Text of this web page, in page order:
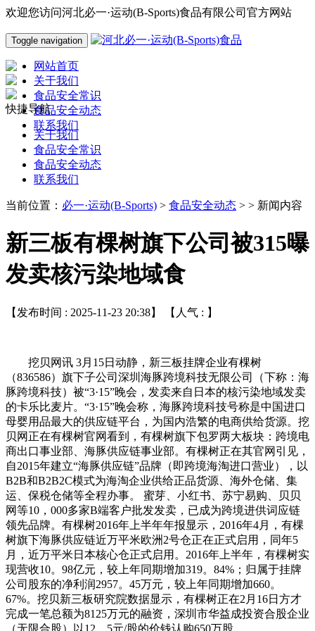
欢迎您访问河北必一·运动(B-Sports)食品有限公司官方网站
Toggle navigation
网站首页
关于我们
食品安全常识
食品安全动态
联系我们
快捷导航
关于我们
食品安全常识
食品安全动态
联系我们
当前位置： 必一·运动(B-Sports) > 食品安全动态 > > 新闻内容
新三板有棵树旗下公司被315曝
发卖核污染地域食
【发布时间 : 2025-11-23 20:38】 【人气 : 】
挖贝网讯 3月15日动静，新三板挂牌企业有棵树
（836586）旗下子公司深圳海豚跨境科技无限公司（下称：海
豚跨境科技）被“3·15”晚会，发卖来自日本的核污染地域发卖
的卡乐比麦片。“3·15”晚会称，海豚跨境科技号称是中国进口
母婴用品最大的供应链平台，为国内浩繁的电商供给货源。挖
贝网正在有棵树官网看到，有棵树旗下包罗两大板块：跨境电
商出口事业部、海豚供应链事业部。有棵树正在其官网引见，
自2015年建立“海豚供应链”品牌（即跨境海淘进口营业），以
B2B和B2B2C模式为海淘企业供给正品货源、海外仓储、集
运、保税仓储等全程办事。 蜜芽、小红书、苏宁易购、贝贝
网等10，000多家B端客户批发发卖，已成为跨境进供词应链
领先品牌。有棵树2016年上半年年报显示，2016年4月，有棵
树旗下海豚供应链近万平米欧洲2号仓正在正式启用，同年5
月，近万平米日本核心仓正式启用。2016年上半年，有棵树实
现营收10。98亿元，较上年同期增加319。84%；归属于挂牌
公司股东的净利润2957。45万元，较上年同期增加660。
67%。挖贝新三板研究院数据显示，有棵树正在2月16日方才
完成一笔总额为8125万元的融资，深圳市华益成投资合股企业
（无限合股）以12。5元/股的价钱认购650万股。